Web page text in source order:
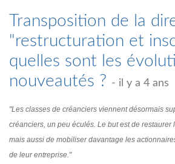
Transposition de la
"restructuration et
quelles sont les
nouveautés ? - il y a 4 ans
"Les classes de créanciers viennent désormais
créanciers, un peu éculés. Le but est de restaurer
mais aussi de mobiliser davantage les
de leur entreprise."